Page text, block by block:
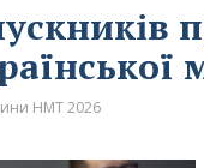
НМТ 2026